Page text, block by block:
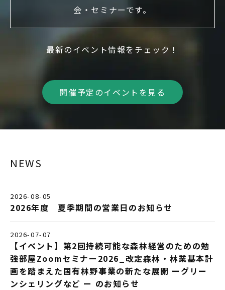
会・セミナーです。
最新のイベント情報をチェック！
開催予定のイベントを見る
NEWS
2026-08-05
2026年度 夏季期間の営業日のお知らせ
2026-07-07
【イベント】第2回持続可能な森林経営のための勉
強部屋Zoomセミナー2026_改定森林・林業基本計
画を踏まえた国有林野事業の新たな展開 ーグリー
ンシェリングなど ー のお知らせ